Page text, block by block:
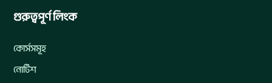
গুরুত্বপূর্ণ লিংক
কোর্সসমূহ
নোটিশ